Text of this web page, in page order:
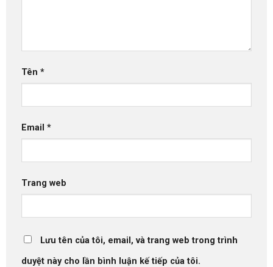
Tên *
Email *
Trang web
Lưu tên của tôi, email, và trang web trong trình
duyệt này cho lần bình luận kế tiếp của tôi.